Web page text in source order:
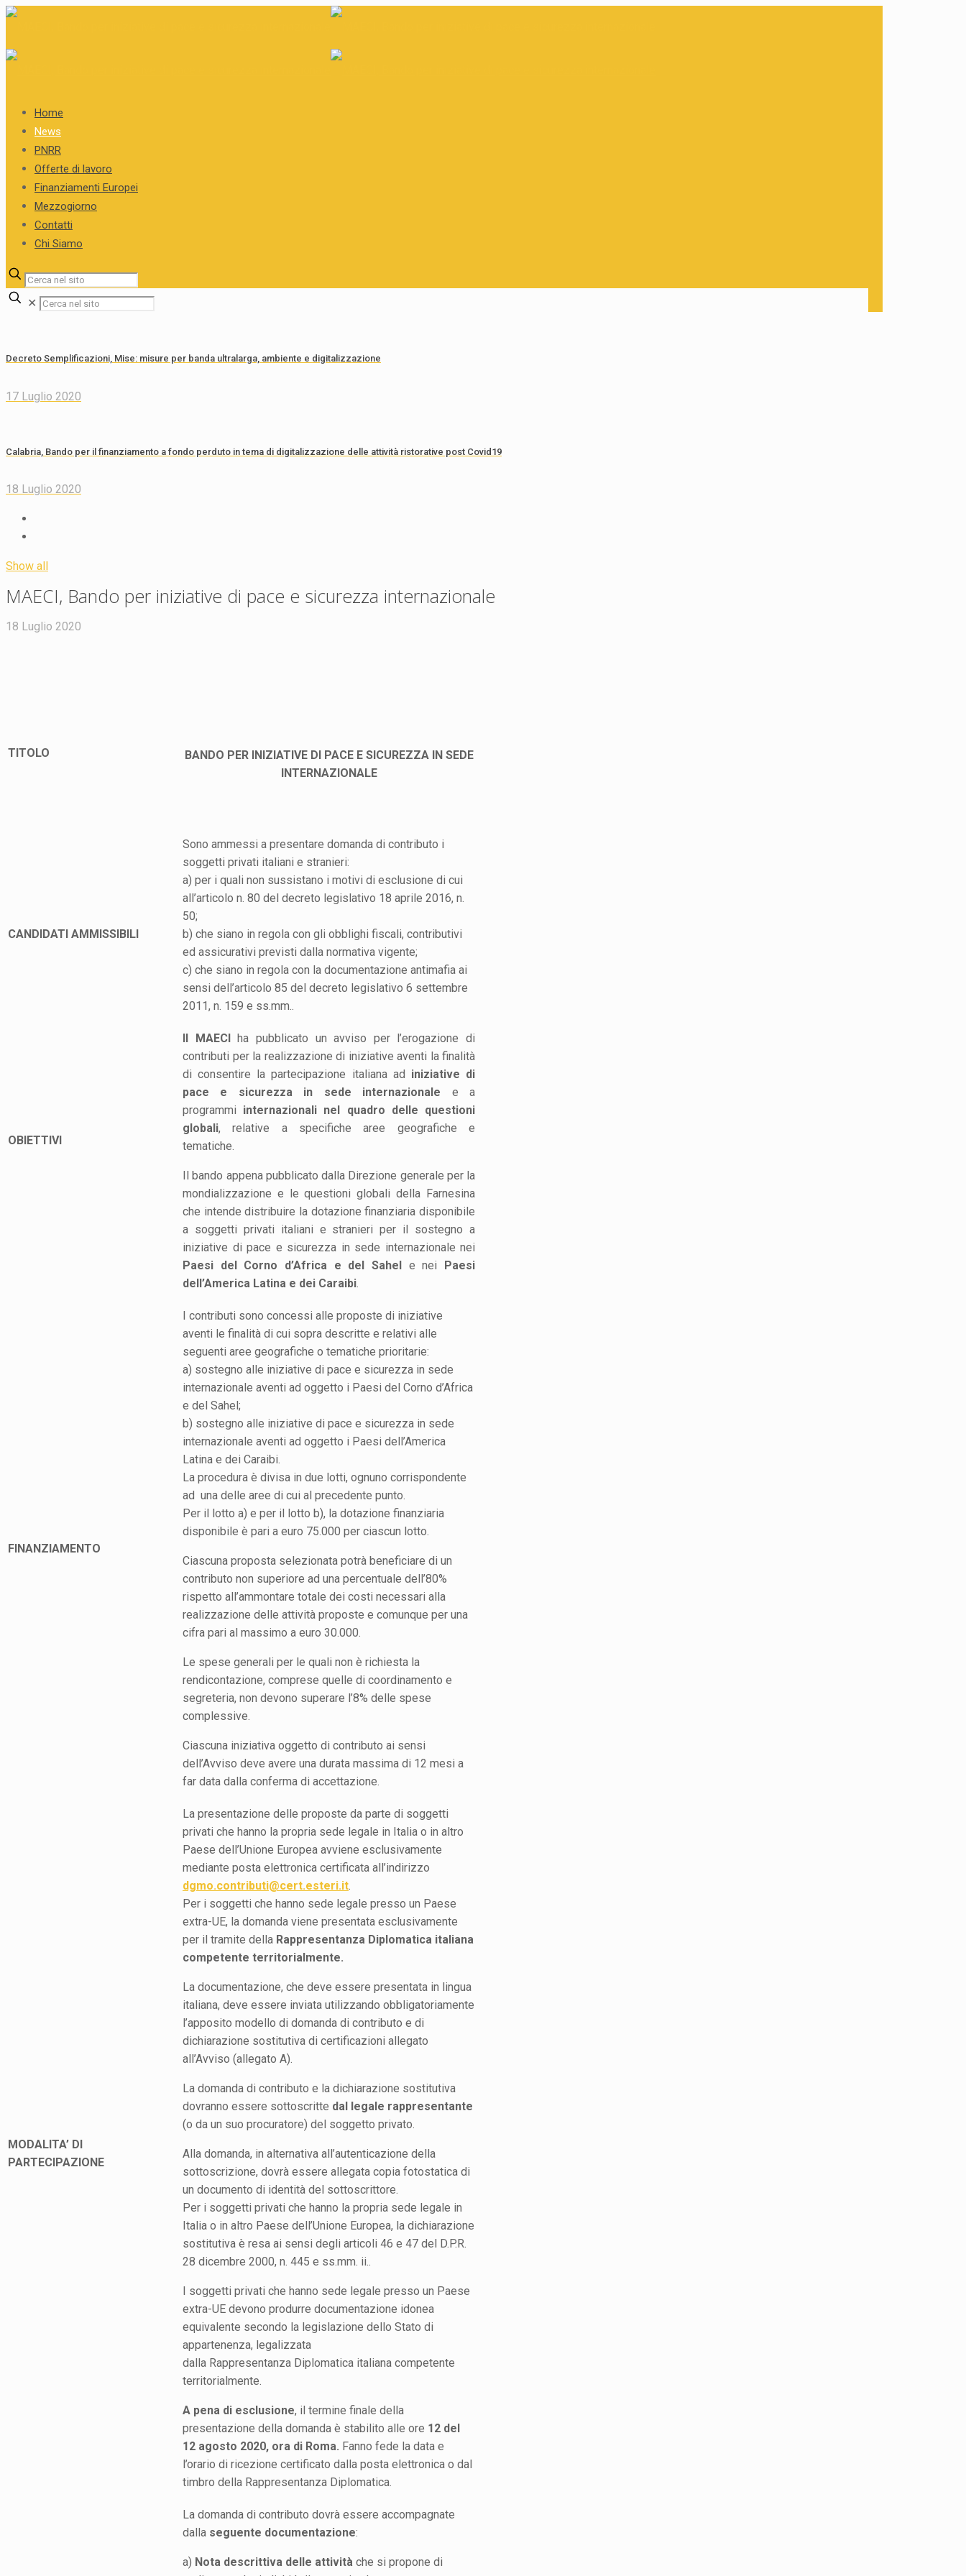
Home
News
PNRR
Offerte di lavoro
Finanziamenti Europei
Mezzogiorno
Contatti
Chi Siamo
✕
Decreto Semplificazioni, Mise: misure per banda ultralarga, ambiente e digitalizzazione
17 Luglio 2020
Calabria, Bando per il finanziamento a fondo perduto in tema di digitalizzazione delle attività ristorative post Covid19
18 Luglio 2020
Show all
MAECI, Bando per iniziative di pace e sicurezza internazionale
18 Luglio 2020
TITOLO
BANDO PER INIZIATIVE DI PACE E SICUREZZA IN SEDE
INTERNAZIONALE
CANDIDATI AMMISSIBILI
Sono ammessi a presentare domanda di contributo i
soggetti privati italiani e stranieri:
a) per i quali non sussistano i motivi di esclusione di cui
all’articolo n. 80 del decreto legislativo 18 aprile 2016, n.
50;
b) che siano in regola con gli obblighi fiscali, contributivi
ed assicurativi previsti dalla normativa vigente;
c) che siano in regola con la documentazione antimafia ai
sensi dell’articolo 85 del decreto legislativo 6 settembre
2011, n. 159 e ss.mm..
OBIETTIVI
Il MAECIha pubblicato un avviso per l’erogazione di
contributi per la realizzazione di iniziative aventi la finalità
di consentire la partecipazione italiana ad iniziative di
pace e sicurezza in sede internazionale e a
programmi internazionali nel quadro delle questioni
globali, relative a specifiche aree geografiche e
tematiche.
Il bando appena pubblicato dalla Direzione generale per la
mondializzazione e le questioni globali della Farnesina
che intende distribuire la dotazione finanziaria disponibile
a soggetti privati italiani e stranieri per il sostegno a
iniziative di pace e sicurezza in sede internazionale nei
Paesi del Corno d’Africa e del Sahel e nei Paesi
dell’America Latina e dei Caraibi
FINANZIAMENTO
I contributi sono concessi alle proposte di iniziative
aventi le finalità di cui sopra descritte e relativi alle
seguenti aree geografiche o tematiche prioritarie:
a) sostegno alle iniziative di pace e sicurezza in sede
internazionale aventi ad oggetto i Paesi del Corno d’Africa
e del Sahel;
b) sostegno alle iniziative di pace e sicurezza in sede
internazionale aventi ad oggetto i Paesi dell’America
Latina e dei Caraibi.
La procedura è divisa in due lotti, ognuno corrispondente
ad una delle aree di cui al precedente punto.
Per il lotto a) e per il lotto b), la dotazione finanziaria
disponibile è pari a euro 75.000 per ciascun lotto.
Ciascuna proposta selezionata potrà beneficiare di un
contributo non superiore ad una percentuale dell’80%
rispetto all’ammontare totale dei costi necessari alla
realizzazione delle attività proposte e comunque per una
cifra pari al massimo a euro 30.000.
Le spese generali per le quali non è richiesta la
rendicontazione, comprese quelle di coordinamento e
segreteria, non devono superare l’8% delle spese
complessive.
Ciascuna iniziativa oggetto di contributo ai sensi
dell’Avviso deve avere una durata massima di 12 mesi a
far data dalla conferma di accettazione.
MODALITA’ DI
PARTECIPAZIONE
La presentazione delle proposte da parte di soggetti
privati che hanno la propria sede legale in Italia o in altro
Paese dell’Unione Europea avviene esclusivamente
mediante posta elettronica certificata all’indirizzo
dgmo.contributi@cert.esteri.it
Per i soggetti che hanno sede legale presso un Paese
extra-UE, la domanda viene presentata esclusivamente
per il tramite della Rappresentanza Diplomatica italiana
competente territorialmente.
La documentazione, che deve essere presentata in lingua
italiana, deve essere inviata utilizzando obbligatoriamente
l’apposito modello di domanda di contributo e di
dichiarazione sostitutiva di certificazioni allegato
all’Avviso (allegato A).
La domanda di contributo e la dichiarazione sostitutiva
dovranno essere sottoscritte dal legale rappresentante
(o da un suo procuratore) del soggetto privato.
Alla domanda, in alternativa all’autenticazione della
sottoscrizione, dovrà essere allegata copia fotostatica di
un documento di identità del sottoscrittore.
Per i soggetti privati che hanno la propria sede legale in
Italia o in altro Paese dell’Unione Europea, la dichiarazione
sostitutiva è resa ai sensi degli articoli 46 e 47 del D.P.R.
28 dicembre 2000, n. 445 e ss.mm. ii..
I soggetti privati che hanno sede legale presso un Paese
extra-UE devono produrre documentazione idonea
equivalente secondo la legislazione dello Stato di
appartenenza, legalizzata
dalla Rappresentanza Diplomatica italiana competente
territorialmente.
A pena di esclusione, il termine finale della
presentazione della domanda è stabilito alle ore 12 del
12 agosto 2020, ora di Roma. Fanno fede la data e
l’orario di ricezione certificato dalla posta elettronica o dal
timbro della Rappresentanza Diplomatica.
La domanda di contributo dovrà essere accompagnate
dalla seguente documentazione:
a) Nota descrittiva delle attività che si propone di